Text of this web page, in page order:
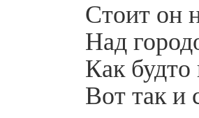
Стоит он
Над
Как
Вот так и